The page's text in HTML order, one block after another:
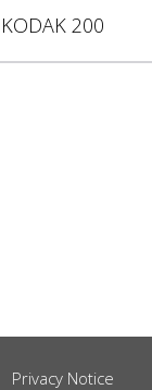
KODAK 200
Privacy Notice